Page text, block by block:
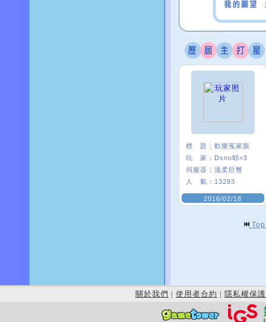
標 題： 歡樂冤家親
玩 家： Dsnυ耶<3
伺服器： 溫柔巨蟹
人 氣： 13293
2016/02/18
關於我們 | 使用者合約 | 隱私權保護